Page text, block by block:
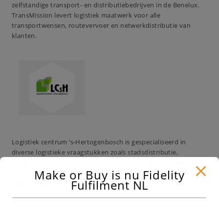
zelfstandige transport- en distributiebedrijven in de Benelux.
TransMission levert logistiek maatwerk voor alle
transportwensen, routevervoer en netwerkdistributie van
klanten.
Logistiek centrum ‘s-Hertogenbosch is gespecialiseerd in
diverse logistieke vraagstukken zoals stadsdistributie,
dienstverlening op het gebied van logistiek en transport
regelen voor hun klanten.
Make or Buy is nu Fidelity
Fulfilment NL